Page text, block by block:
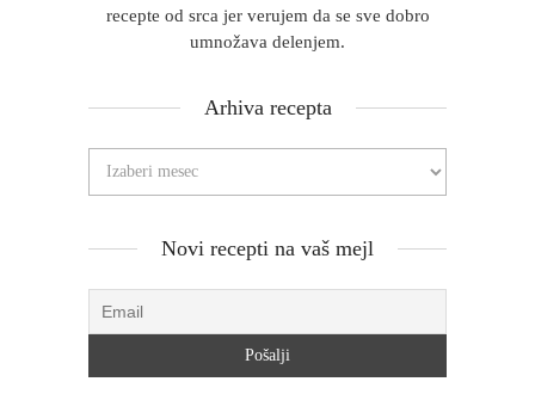
recepte od srca jer verujem da se sve dobro
umnožava delenjem.
Arhiva recepta
Novi recepti na vaš mejl